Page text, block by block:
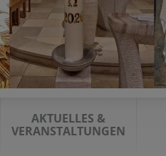
AKTUELLES &
VERANSTALTUNGEN